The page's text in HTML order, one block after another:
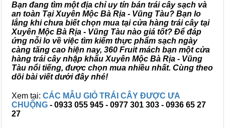
Bạn đang tìm một địa chỉ uy tín bán trái cây sạch và
an toàn Tại Xuyên Mộc Bà Rịa - Vũng Tàu? Bạn lo
lắng khi chưa biết chọn mua tại cửa hàng trái cây tại
Xuyên Mộc Bà Rịa - Vũng Tàu nào giá tốt? Để đáp
ứng nỗi lo về việc tìm kiếm thực phẩm sạch ngày
càng tăng cao hiện nay, 360 Fruit mách bạn một cửa
hàng trái cây nhập khẩu Xuyên Mộc Bà Rịa - Vũng
Tàu nổi tiếng, được chọn mua nhiều nhất. Cùng theo
dõi bài viết dưới đây nhé!
Xem tại: CÁC MẪU GIỎ TRÁI CÂY ĐƯỢC ƯA
CHUỘNG - 0933 055 945 - 0977 301 303 - 0936 65 27
27